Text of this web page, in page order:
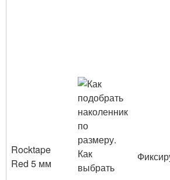
Rocktape
Red 5 мм